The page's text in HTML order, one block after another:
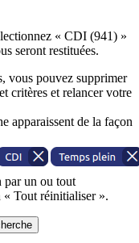
« CDI (941) »
seront restituées.
vous pouvez supprimer
critères et relancer votre
apparaissent de la façon
par un ou tout
Tout réinitialiser ».